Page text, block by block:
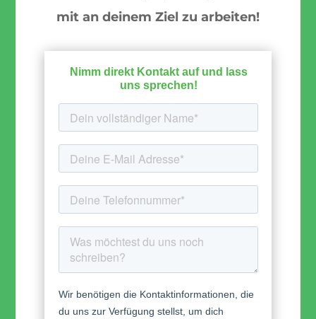
mit an deinem Ziel zu arbeiten!